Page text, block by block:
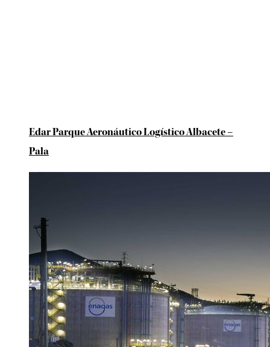
Edar Parque Aeronáutico Logístico Albacete –
Pala